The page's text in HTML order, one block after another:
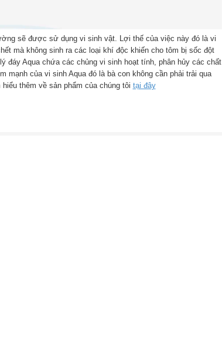
sẽ được sử dụng vi sinh vật. Lợi thế của việc này đó là vi
mà không sinh ra các loại khí độc khiến cho tôm bị sốc đột
đáy Aqua chứa các chủng vi sinh hoạt tính, phân hủy các chất
của vi sinh Aqua đó là bà con không cần phải trải qua
thêm về sản phẩm của chúng tôi tại đây